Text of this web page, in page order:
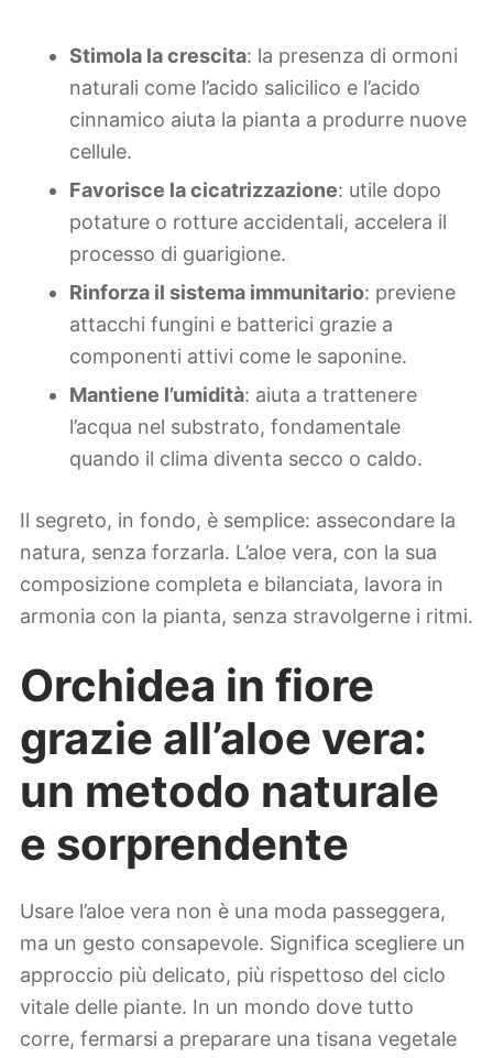
Stimola la crescita: la presenza di ormoni
naturali come l’acido salicilico e l’acido
cinnamico aiuta la pianta a produrre nuove
cellule.
Favorisce la cicatrizzazione: utile dopo
potature o rotture accidentali, accelera il
processo di guarigione.
Rinforza il sistema immunitario: previene
attacchi fungini e batterici grazie a
componenti attivi come le saponine.
Mantiene l’umidità: aiuta a trattenere
l’acqua nel substrato, fondamentale
quando il clima diventa secco o caldo.
Il segreto, in fondo, è semplice: assecondare la
natura, senza forzarla. L’aloe vera, con la sua
composizione completa e bilanciata, lavora in
armonia con la pianta, senza stravolgerne i ritmi.
Orchidea in fiore
grazie all’aloe vera:
un metodo naturale
e sorprendente
Usare l’aloe vera non è una moda passeggera,
ma un gesto consapevole. Significa scegliere un
approccio più delicato, più rispettoso del ciclo
vitale delle piante. In un mondo dove tutto
corre, fermarsi a preparare una tisana vegetale